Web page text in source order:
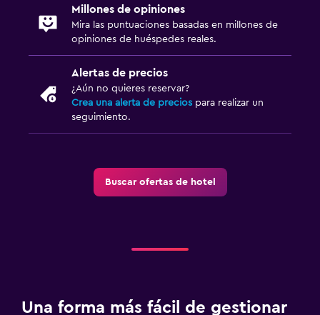
Millones de opiniones
Mira las puntuaciones basadas en millones de
opiniones de huéspedes reales.
Alertas de precios
¿Aún no quieres reservar?
Crea una alerta de precios para realizar un
seguimiento.
Buscar ofertas de hotel
Una forma más fácil de gestionar